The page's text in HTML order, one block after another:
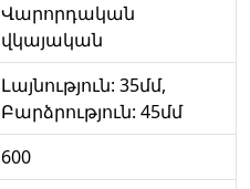
Վարորդական
վկայական
Լայնություն: 35մմ,
Բարձրություն: 45մմ
600